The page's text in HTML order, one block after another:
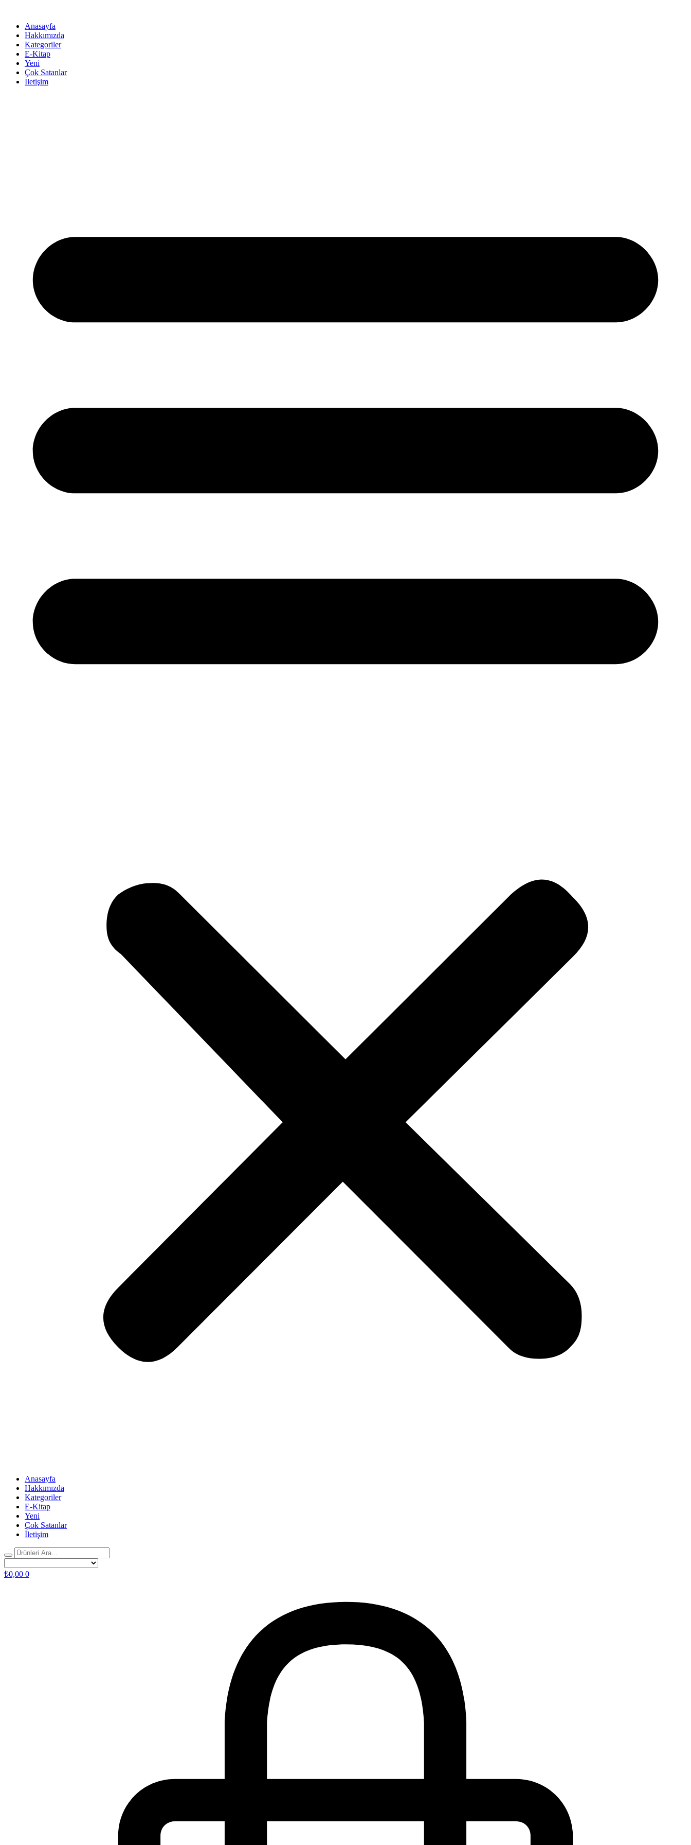
Anasayfa
Hakkımızda
Kategoriler
E-Kitap
Yeni
Çok Satanlar
İletişim
Anasayfa
Hakkımızda
Kategoriler
E-Kitap
Yeni
Çok Satanlar
İletişim
₺0,00 0